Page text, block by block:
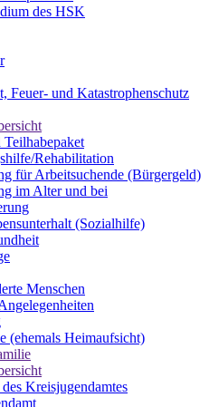
des HSK
Feuer- und Katastrophenschutz
Rehabilitation
für Arbeitsuchende (Bürgergeld)
im Alter und bei
(Sozialhilfe)
Menschen
(ehemals Heimaufsicht)
Kreisjugendamtes